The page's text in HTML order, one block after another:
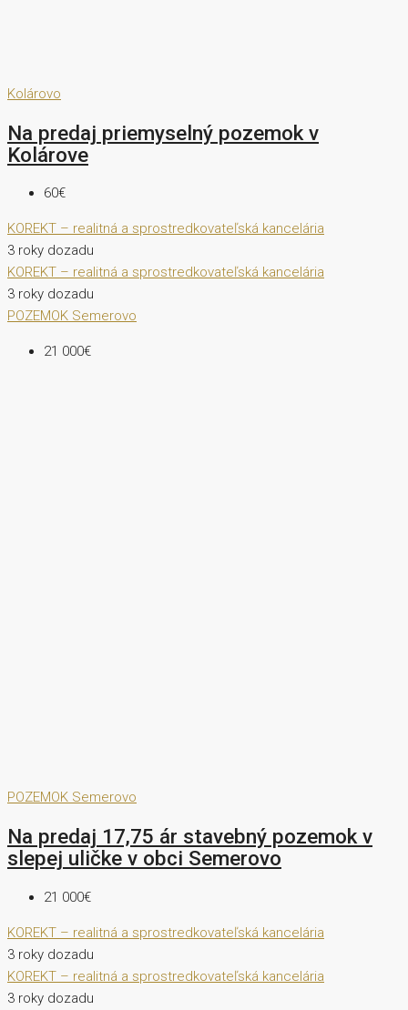
Kolárovo
Na predaj priemyselný pozemok v
Kolárove
60€
KOREKT – realitná a sprostredkovateľská kancelária
3 roky dozadu
KOREKT – realitná a sprostredkovateľská kancelária
3 roky dozadu
POZEMOK Semerovo
21 000€
POZEMOK Semerovo
Na predaj 17,75 ár stavebný pozemok v
slepej uličke v obci Semerovo
21 000€
KOREKT – realitná a sprostredkovateľská kancelária
3 roky dozadu
KOREKT – realitná a sprostredkovateľská kancelária
3 roky dozadu